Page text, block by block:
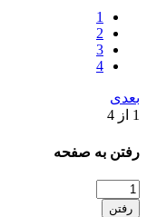
1
2
3
4
بعدی
1 از 4
رفتن به صفحه
رفتن